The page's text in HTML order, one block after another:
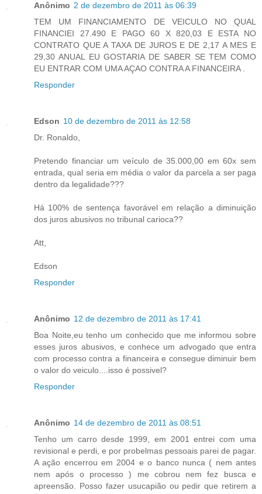
Anônimo 2 de dezembro de 2011 às 06:39
TEM UM FINANCIAMENTO DE VEICULO NO QUAL
FINANCIEI 27.490 E PAGO 60 X 820,03 E ESTA NO
CONTRATO QUE A TAXA DE JUROS E DE 2,17 A MES E
29,30 ANUAL EU GOSTARIA DE SABER SE TEM COMO
EU ENTRAR COM UMA AÇAO CONTRA A FINANCEIRA .
Responder
Edson 10 de dezembro de 2011 às 12:58
Dr. Ronaldo,
Pretendo financiar um veículo de 35.000,00 em 60x sem
entrada, qual seria em média o valor da parcela a ser paga
dentro da legalidade???
Há 100% de sentença favorável em relação a diminuição
dos juros abusivos no tribunal carioca??
Att,
Edson
Responder
Anônimo 12 de dezembro de 2011 às 17:41
Boa Noite,eu tenho um conhecido que me informou sobre
esses juros abusivos, e conhece um advogado que entra
com processo contra a financeira e consegue diminuir bem
o valor do veiculo....isso é possivel?
Responder
Anônimo 14 de dezembro de 2011 às 08:51
Tenho um carro desde 1999, em 2001 entrei com uma
revisional e perdi, e por probelmas pessoais parei de pagar.
A ação encerrou em 2004 e o banco nunca ( nem antes
nem após o processo ) me cobrou nem fez busca e
apreensão. Posso fazer usucapião ou pedir que retirem a